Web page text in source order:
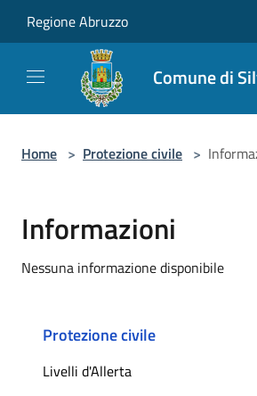
Regione Abruzzo
Comune di
Home > Protezione civile >
Informazioni
Nessuna informazione disponibile
Protezione civile
Livelli d'Allerta